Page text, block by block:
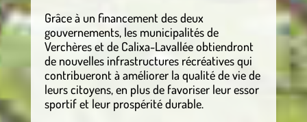
Grâce à un financement des deux
gouvernements, les municipalités de
Verchères et de Calixa-Lavallée obtiendront
de nouvelles infrastructures récréatives qui
contribueront à améliorer la qualité de vie de
leurs citoyens, en plus de favoriser leur essor
sportif et leur prospérité durable.